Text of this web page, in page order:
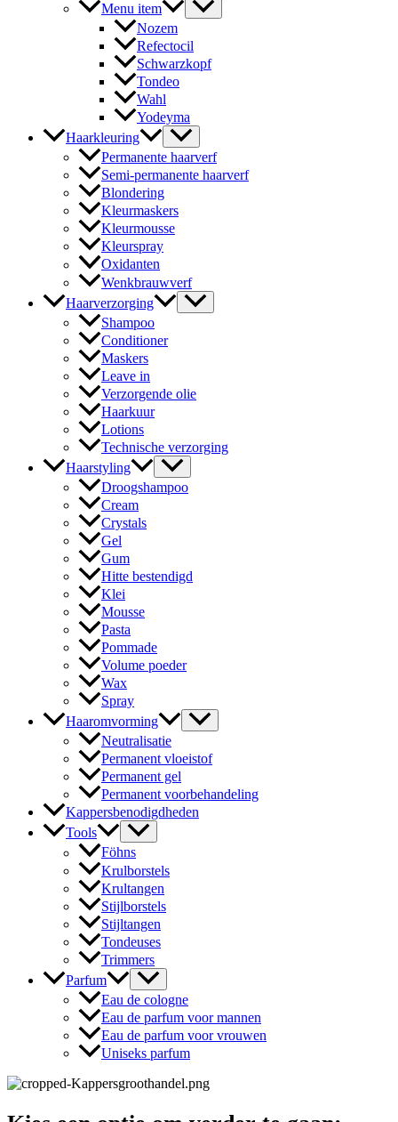
Menu item
Nozem
Refectocil
Schwarzkopf
Tondeo
Wahl
Yodeyma
Haarkleuring
Permanente haarverf
Semi-permanente haarverf
Blondering
Kleurmaskers
Kleurmousse
Kleurspray
Oxidanten
Wenkbrauwverf
Haarverzorging
Shampoo
Conditioner
Maskers
Leave in
Verzorgende olie
Haarkuur
Lotions
Technische verzorging
Haarstyling
Droogshampoo
Cream
Crystals
Gel
Gum
Hitte bestendigd
Klei
Mousse
Pasta
Pommade
Volume poeder
Wax
Spray
Haaromvorming
Neutralisatie
Permanent vloeistof
Permanent gel
Permanent voorbehandeling
Kappersbenodigdheden
Tools
Föhns
Krulborstels
Krultangen
Stijlborstels
Stijltangen
Tondeuses
Trimmers
Parfum
Eau de cologne
Eau de parfum voor mannen
Eau de parfum voor vrouwen
Uniseks parfum